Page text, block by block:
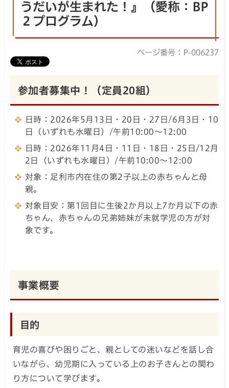
うだいが生まれた！』（愛称：BP
２プログラム）
ページ番号：P-006237
参加者募集中！（定員20組）
日時：2026年5月13日・20日・27日/6月3日・10
日（いずれも水曜日）/午前10:00～12:00
日時：2026年11月4日・11日・18日・25日/12月
2日（いずれも水曜日）/午前10:00～12:00
対象：足利市内在住の第2子以上の赤ちゃんと母
親。
対象目安：第1回目に生後2か月以上7か月以下の赤
ちゃん、赤ちゃんの兄弟姉妹が未就学児の方が対
象です。
事業概要
目的
育児の喜びや困りごと、親としての迷いなどを話し合
いながら、幼児期に入っている上のお子さんとの関わ
り方について学びます。